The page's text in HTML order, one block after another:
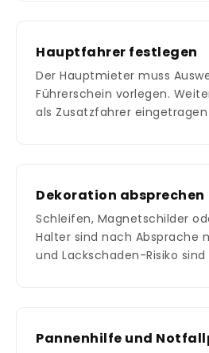
Hauptfahrer festlegen
Der Hauptmieter muss
Führerschein vorlegen.
als Zusatzfahrer
Dekoration absprechen
Schleifen, Magnetschilder
Halter sind nach Absprache
und Lackschaden-Risiko
Pannenhilfe und